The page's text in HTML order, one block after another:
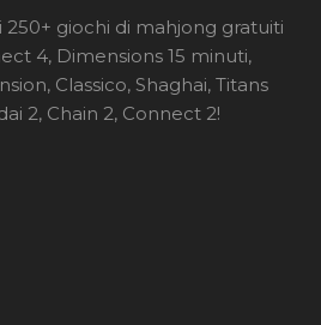
250+ giochi di mahjong gratuiti
4, Dimensions 15 minuti,
Classico, Shaghai, Titans
2, Chain 2, Connect 2!